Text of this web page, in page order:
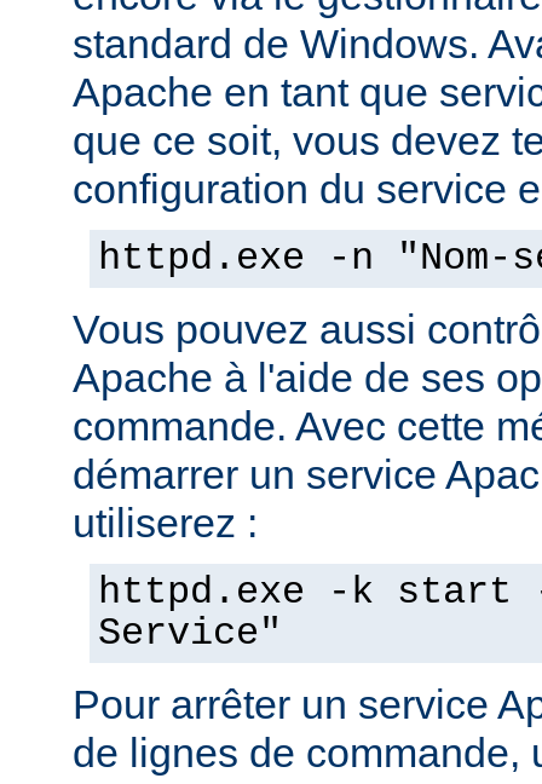
standard de Windows.
Apache en tant que
que ce soit, vous devez
configuration du service
httpd.exe -n
Vous pouvez aussi
Apache à l'aide de ses
commande. Avec cette
démarrer un service
utiliserez :
httpd.exe -k start -
Service"
Pour arrêter un service
de lignes de commande,